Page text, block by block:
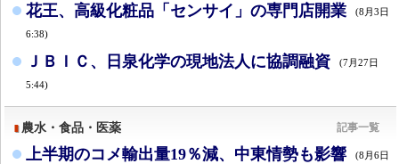
花王、高級化粧品「センサイ」の専門店開業 (8月3日
6:38)
ＪＢＩＣ、日泉化学の現地法人に協調融資 (7月27日
5:44)
農水・食品・医薬 記事一覧
上半期のコメ輸出量19％減、中東情勢も影響 (8月6日